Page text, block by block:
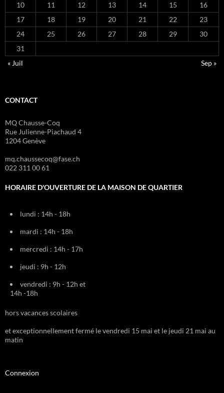
10
11 12 13 14 15
16
17
18 19 20 21 22
23
24
25 26 27 28 29
30
31
« Juil
Sep »
CONTACT
MQ Chausse-Coq
Rue Julienne-Piachaud 4
1204 Genève
mq.chaussecoq@fase.ch
022 311 00 61
HORAIRE D'OUVERTURE DE LA MAISON DE QUARTIER
lundi : 14h - 18h
mardi : 14h - 18h
mercredi : 14h - 17h
jeudi : 9h - 12h
vendredi : 9h - 12h et
14h -18h
hors vacances scolaires
et exceptionnellement fermé le vendredi 15 mai et le jeudi 21 mai au
matin
Connexion